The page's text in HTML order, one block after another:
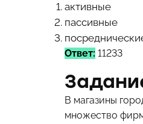
активные
пассивные
Ответ: 11233
В магазины
множество